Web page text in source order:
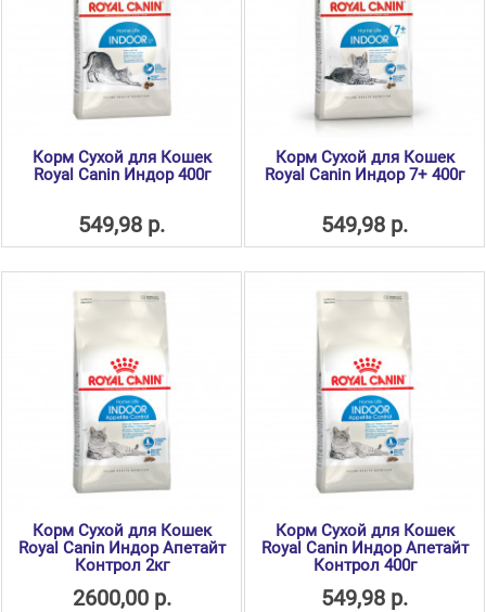
Корм Сухой для Кошек
Royal Canin Индор 400г
549,98 р.
Корм Сухой для Кошек
Royal Canin Индор 7+ 400г
549,98 р.
Корм Сухой для Кошек
Royal Canin Индор Апетайт
Контрол 2кг
2600,00 р.
Корм Сухой для Кошек
Royal Canin Индор Апетайт
Контрол 400г
549,98 р.